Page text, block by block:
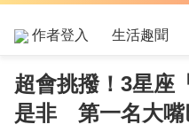
作者登入 生活趣聞
超會挑撥！3星座
是非 第一名大嘴